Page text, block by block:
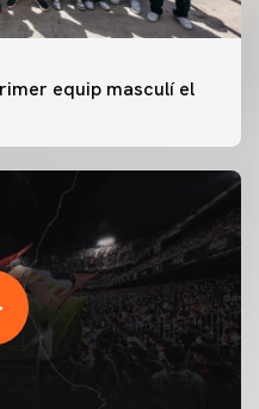
equip masculí el